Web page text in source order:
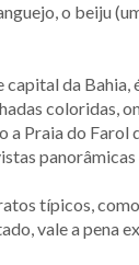
o beiju
capital da
coloridas,
Praia do
típicos,
vale a pena